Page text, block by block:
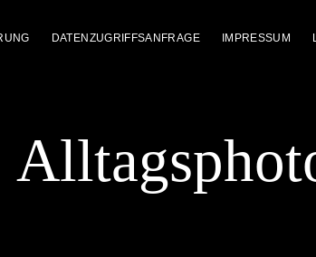
DATENZUGRIFFSANFRAGE IMPRESSUM